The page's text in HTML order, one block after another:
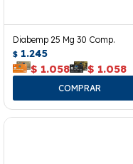
Diabemp 25 Mg 30 Comp.
$ 1.245
$ 1.058 $ 1.058